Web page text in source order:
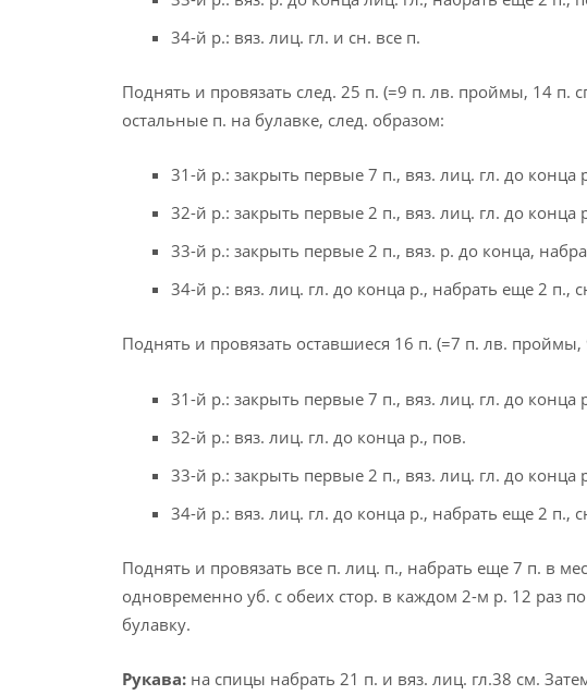
34-й р.: вяз. лиц. гл. и сн. все п.
Поднять и провязать след. 25 п. (=9 п. лв. проймы, 14 п.
остальные п. на булавке, след. образом:
31-й р.: закрыть первые 7 п., вяз. лиц. гл. до конца
32-й р.: закрыть первые 2 п., вяз. лиц. гл. до конца
33-й р.: закрыть первые 2 п., вяз. р. до конца,
34-й р.: вяз. лиц. гл. до конца р., набрать еще 2 п.,
Поднять и провязать оставшиеся 16 п. (=7 п. лв.
31-й р.: закрыть первые 7 п., вяз. лиц. гл. до конца
32-й р.: вяз. лиц. гл. до конца р., пов.
33-й р.: закрыть первые 2 п., вяз. лиц. гл. до конца
34-й р.: вяз. лиц. гл. до конца р., набрать еще 2 п.,
Поднять и провязать все п. лиц. п., набрать еще 7 п. в
одновременно уб. с обеих стор. в каждом 2-м р. 12 раз
булавку.
Рукава: на спицы набрать 21 п. и вяз. лиц. гл.38 см.